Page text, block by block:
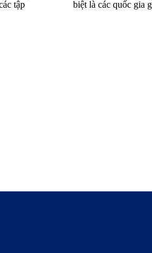
tập
biệt là các quốc gia